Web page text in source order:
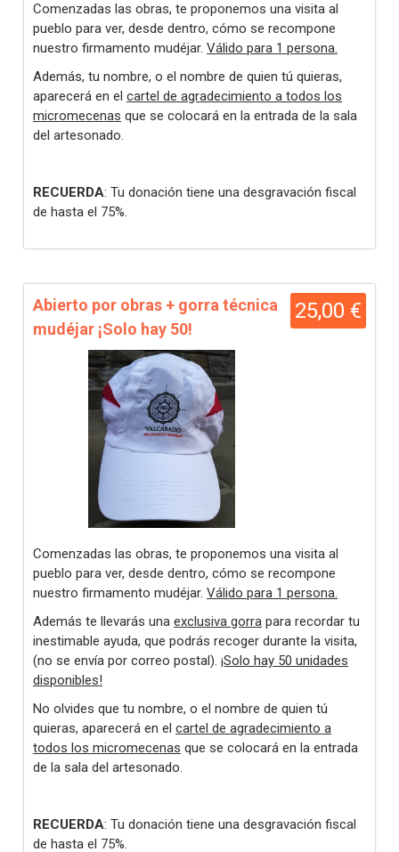
Comenzadas las obras, te proponemos una visita al
pueblo para ver, desde dentro, cómo se recompone
nuestro firmamento mudéjar. Válido para 1 persona.
Además, tu nombre, o el nombre de quien tú quieras,
aparecerá en el cartel de agradecimiento a todos los
micromecenas que se colocará en la entrada de la sala
del artesonado.
RECUERDA: Tu donación tiene una desgravación fiscal
de hasta el 75%.
25,00 €
Abierto por obras + gorra técnica
mudéjar ¡Solo hay 50!
Comenzadas las obras, te proponemos una visita al
pueblo para ver, desde dentro, cómo se recompone
nuestro firmamento mudéjar. Válido para 1 persona.
Además te llevarás una exclusiva gorra para recordar tu
inestimable ayuda, que podrás recoger durante la visita,
(no se envía por correo postal). ¡Solo hay 50 unidades
disponibles!
No olvides que tu nombre, o el nombre de quien tú
quieras, aparecerá en el cartel de agradecimiento a
todos los micromecenas que se colocará en la entrada
de la sala del artesonado.
RECUERDA: Tu donación tiene una desgravación fiscal
de hasta el 75%.